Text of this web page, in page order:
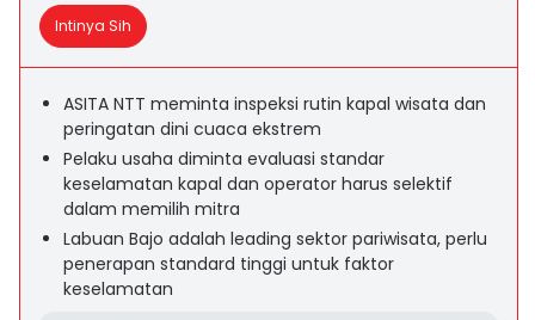
Intinya Sih
ASITA NTT meminta inspeksi rutin kapal wisata dan
peringatan dini cuaca ekstrem
Pelaku usaha diminta evaluasi standar
keselamatan kapal dan operator harus selektif
dalam memilih mitra
Labuan Bajo adalah leading sektor pariwisata, perlu
penerapan standard tinggi untuk faktor
keselamatan